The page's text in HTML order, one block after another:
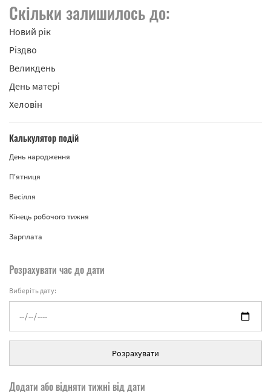
Скільки залишилось до:
Новий рік
Різдво
Великдень
День матері
Хеловін
Калькулятор подій
День народження
П'ятниця
Весілля
Кінець робочого тижня
Зарплата
Розрахувати час до дати
Виберіть дату:
Розрахувати
Додати або відняти тижні від дати